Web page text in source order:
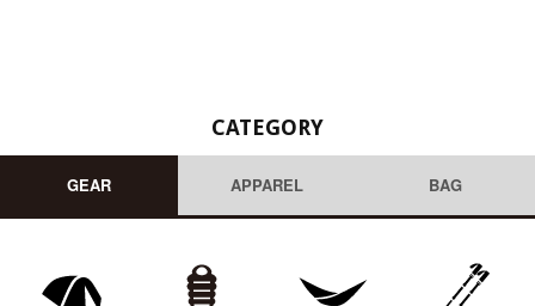
CATEGORY
GEAR APPAREL BAG